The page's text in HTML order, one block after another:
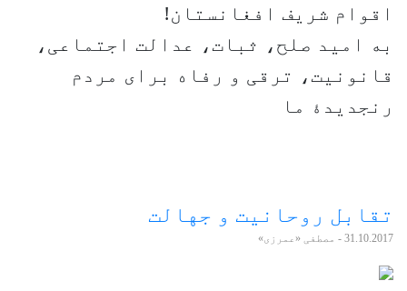
اقوام شریف افغانستان!
به امید صلح، ثبات، عدالت اجتماعی،
قانونیت، ترقی و رفاه برای مردم
رنجدیدۀ ما
تقابل روحانیت و جهالت
31.10.2017 - مصطفی «عمرزی»